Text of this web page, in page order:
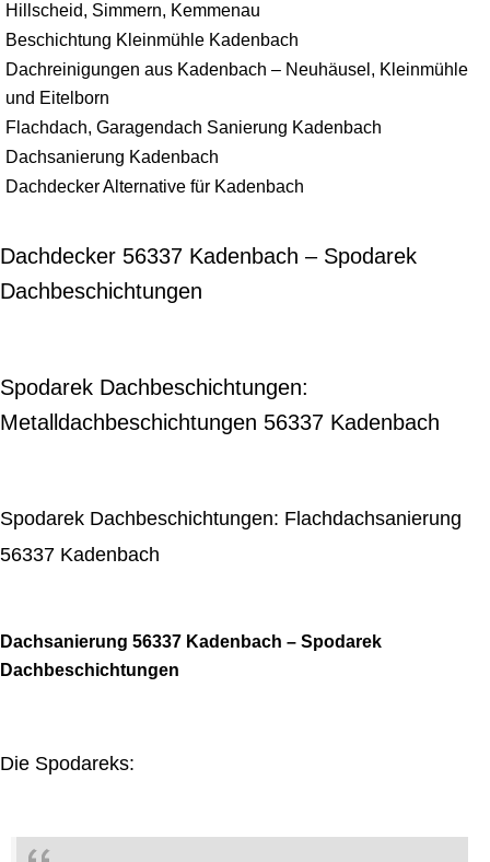
Hillscheid, Simmern, Kemmenau
Beschichtung Kleinmühle Kadenbach
Dachreinigungen aus Kadenbach – Neuhäusel, Kleinmühle
und Eitelborn
Flachdach, Garagendach Sanierung Kadenbach
Dachsanierung Kadenbach
Dachdecker Alternative für Kadenbach
Dachdecker 56337 Kadenbach – Spodarek
Dachbeschichtungen
Spodarek Dachbeschichtungen:
Metalldachbeschichtungen 56337 Kadenbach
Spodarek Dachbeschichtungen: Flachdachsanierung
56337 Kadenbach
Dachsanierung 56337 Kadenbach – Spodarek
Dachbeschichtungen
Die Spodareks: